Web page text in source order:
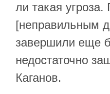
ли такая угроза.
[неправильным
завершили еще
недостаточно
Каганов.